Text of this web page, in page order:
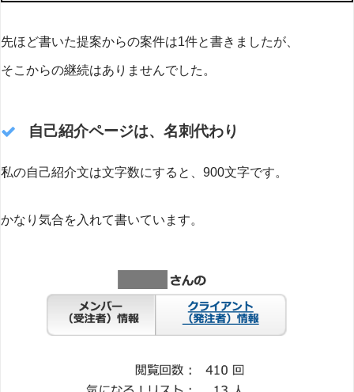
先ほど書いた提案からの案件は1件と書きましたが、
そこからの継続はありませんでした。
自己紹介ページは、名刺代わり
私の自己紹介文は文字数にすると、900文字です。
かなり気合を入れて書いています。